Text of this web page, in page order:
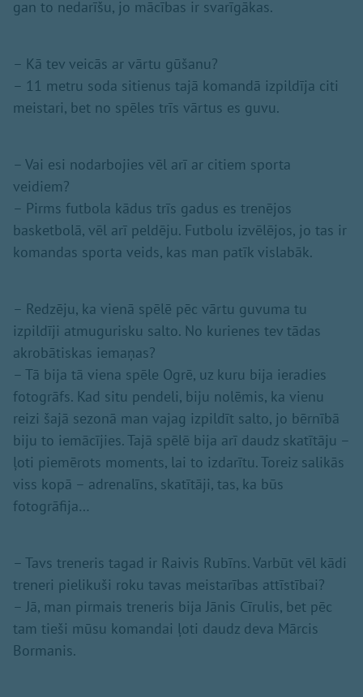
gan to nedarīšu, jo mācības ir svarīgākas.
– Kā tev veicās ar vārtu gūšanu?
– 11 metru soda sitienus tajā komandā izpildīja citi
meistari, bet no spēles trīs vārtus es guvu.
– Vai esi nodarbojies vēl arī ar citiem sporta
veidiem?
– Pirms futbola kādus trīs gadus es trenējos
basketbolā, vēl arī peldēju. Futbolu izvēlējos, jo tas ir
komandas sporta veids, kas man patīk vislabāk.
– Redzēju, ka vienā spēlē pēc vārtu guvuma tu
izpildīji atmugurisku salto. No kurienes tev tādas
akrobātiskas iemaņas?
– Tā bija tā viena spēle Ogrē, uz kuru bija ieradies
fotogrāfs. Kad situ pendeli, biju nolēmis, ka vienu
reizi šajā sezonā man vajag izpildīt salto, jo bērnībā
biju to iemācījies. Tajā spēlē bija arī daudz skatītāju –
ļoti piemērots moments, lai to izdarītu. Toreiz salikās
viss kopā – adrenalīns, skatītāji, tas, ka būs
fotogrāfija…
– Tavs treneris tagad ir Raivis Rubīns. Varbūt vēl kādi
treneri pielikuši roku tavas meistarības attīstībai?
– Jā, man pirmais treneris bija Jānis Cīrulis, bet pēc
tam tieši mūsu komandai ļoti daudz deva Mārcis
Bormanis.